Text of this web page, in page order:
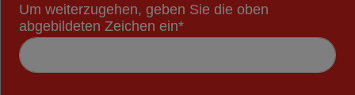
Um weiterzugehen, geben Sie die oben
abgebildeten Zeichen ein*